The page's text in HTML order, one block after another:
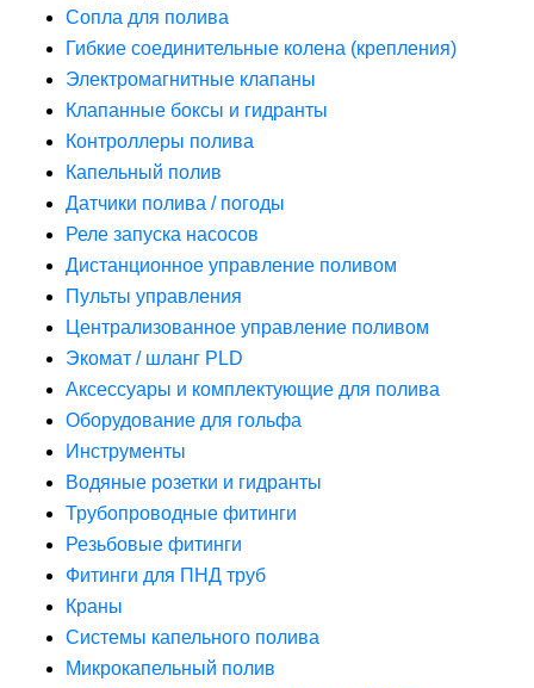
Сопла для полива
Гибкие соединительные колена (крепления)
Электромагнитные клапаны
Клапанные боксы и гидранты
Контроллеры полива
Капельный полив
Датчики полива / погоды
Реле запуска насосов
Дистанционное управление поливом
Пульты управления
Централизованное управление поливом
Экомат / шланг PLD
Аксессуары и комплектующие для полива
Оборудование для гольфа
Инструменты
Водяные розетки и гидранты
Трубопроводные фитинги
Резьбовые фитинги
Фитинги для ПНД труб
Краны
Системы капельного полива
Микрокапельный полив